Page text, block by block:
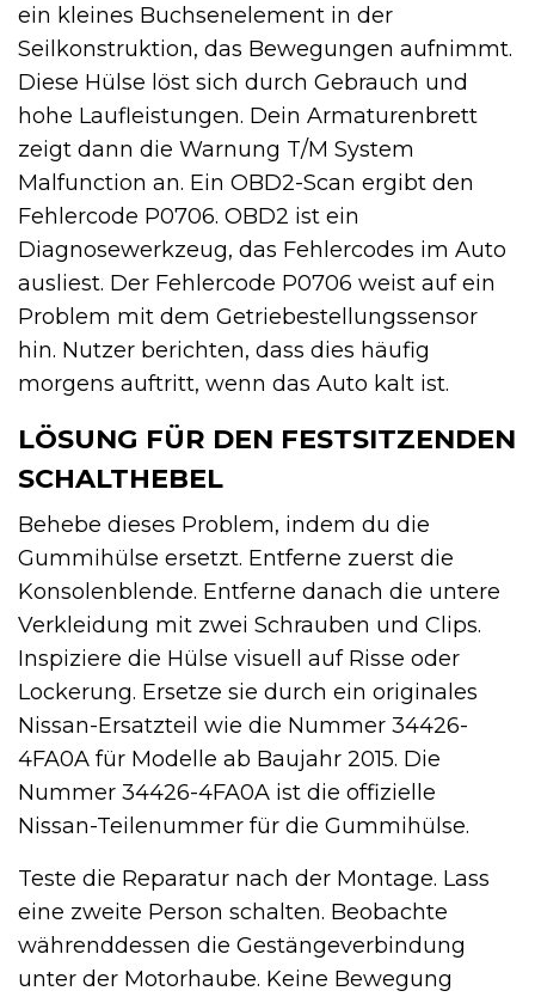
ein kleines Buchsenelement in der
Seilkonstruktion, das Bewegungen aufnimmt.
Diese Hülse löst sich durch Gebrauch und
hohe Laufleistungen. Dein Armaturenbrett
zeigt dann die Warnung T/M System
Malfunction an. Ein OBD2-Scan ergibt den
Fehlercode P0706. OBD2 ist ein
Diagnosewerkzeug, das Fehlercodes im Auto
ausliest. Der Fehlercode P0706 weist auf ein
Problem mit dem Getriebestellungssensor
hin. Nutzer berichten, dass dies häufig
morgens auftritt, wenn das Auto kalt ist.
LÖSUNG FÜR DEN FESTSITZENDEN
SCHALTHEBEL
Behebe dieses Problem, indem du die
Gummihülse ersetzt. Entferne zuerst die
Konsolenblende. Entferne danach die untere
Verkleidung mit zwei Schrauben und Clips.
Inspiziere die Hülse visuell auf Risse oder
Lockerung. Ersetze sie durch ein originales
Nissan-Ersatzteil wie die Nummer 34426-
4FA0A für Modelle ab Baujahr 2015. Die
Nummer 34426-4FA0A ist die offizielle
Nissan-Teilenummer für die Gummihülse.
Teste die Reparatur nach der Montage. Lass
eine zweite Person schalten. Beobachte
währenddessen die Gestängeverbindung
unter der Motorhaube. Keine Bewegung